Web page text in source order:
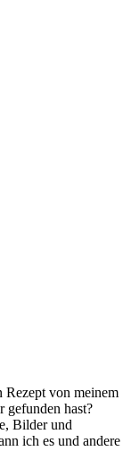
von meinem
gefunden hast?
Bilder und
ich es und andere